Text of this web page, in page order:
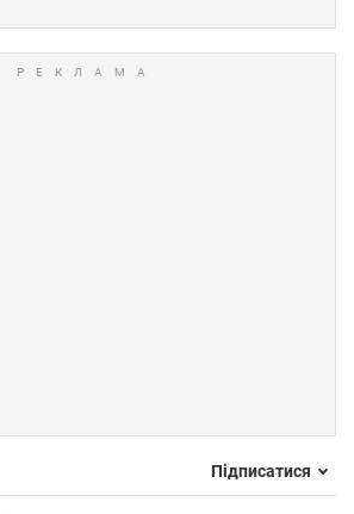
Підписатися